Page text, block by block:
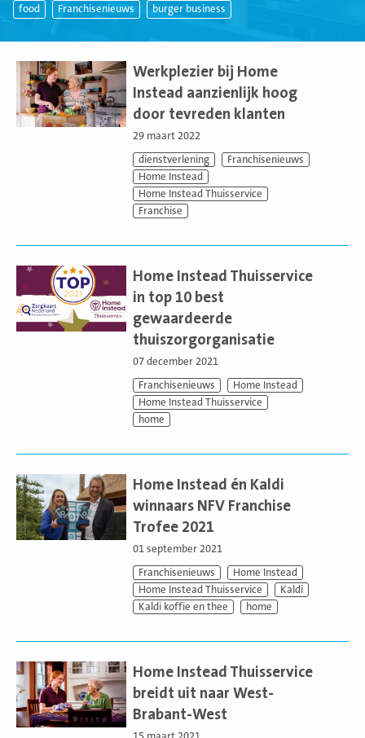
food Franchisenieuws burger business
meer
Werkplezier bij Home
Instead aanzienlijk hoog
door tevreden klanten
29 maart 2022
dienstverlening
Franchisenieuws
Home Instead
Home Instead Thuisservice
Franchise
meer
Home Instead Thuisservice
in top 10 best
gewaardeerde
thuiszorgorganisatie
07 december 2021
Franchisenieuws
Home Instead
Home Instead Thuisservice
home
meer
Home Instead én Kaldi
winnaars NFV Franchise
Trofee 2021
01 september 2021
Franchisenieuws
Home Instead
Home Instead Thuisservice
Kaldi
Kaldi koffie en thee
home
meer
Home Instead Thuisservice
breidt uit naar West-
Brabant-West